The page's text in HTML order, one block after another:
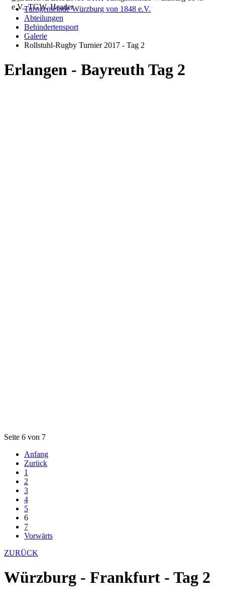
Turngemeinde Würzburg von 1848 e.V.
Abteilungen
Behindertensport
Galerie
Rollstuhl-Rugby Turnier 2017 - Tag 2
Erlangen - Bayreuth Tag 2
Seite 6 von 7
Anfang
Zurück
1
2
3
4
5
6
7
Vorwärts
ZURÜCK
Würzburg - Frankfurt - Tag 2